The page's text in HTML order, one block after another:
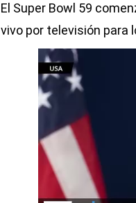
El Super Bowl 59
vivo por televisión para